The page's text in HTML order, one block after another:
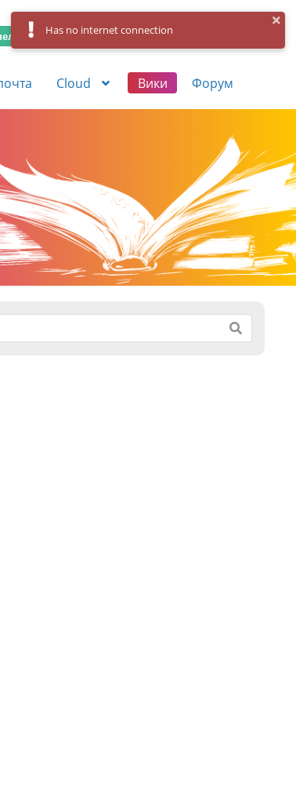
управления Вход Регистрация
Cloud Вики Форум
Has no internet connection